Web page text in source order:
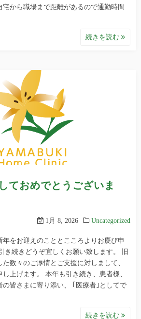
から職場まで距離があるので通勤時間
続きを読む
ておめでとうございま
1月 8, 2026 Uncategorized
年をお迎えのこととこころよりお慶び申
き続きどうぞ宜しくお願い致します。 旧
数々のご厚情とご支援に対しまして、
上げます。 本年も引き続き、患者様、
皆さまに寄り添い、 ｢医療者｣としてで
続きを読む